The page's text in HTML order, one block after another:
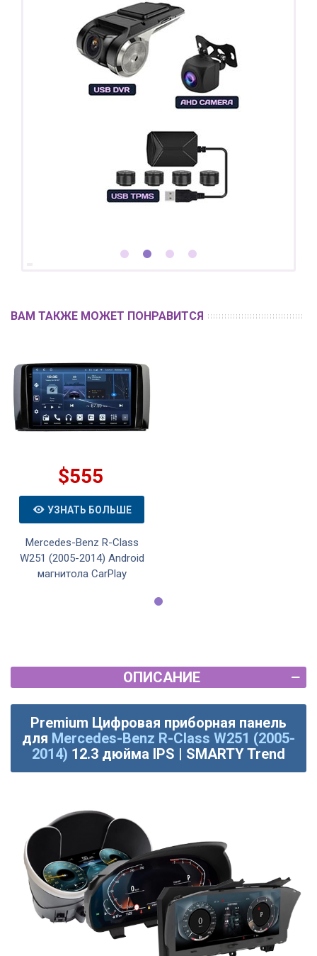
ВАМ ТАКЖЕ МОЖЕТ ПОНРАВИТСЯ
$555
УЗНАТЬ БОЛЬШЕ
Mercedes-Benz R-Class
W251 (2005-2014) Android
магнитола CarPlay
ОПИСАНИЕ
Premium Цифровая приборная панель
для Mercedes-Benz R-Class W251 (2005-
2014) 12.3 дюйма IPS | SMARTY Trend